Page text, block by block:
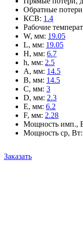
Обратные потери
КСВ: 1.4
Рабочие
W, мм: 19.05
L, мм: 19.05
H, мм: 6.7
h, мм: 2.5
A, мм: 14.5
B, мм: 14.5
C, мм: 3
D, мм: 2.3
E, мм: 6.2
F, мм: 2.28
Мощность имп.,
Мощность ср, Вт:
Заказать